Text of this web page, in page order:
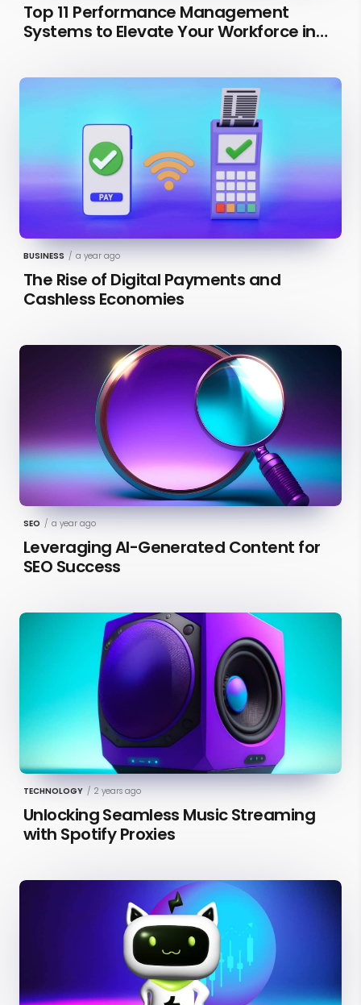
Top 11 Performance Management
Systems to Elevate Your Workforce in
BUSINESS / a year ago
The Rise of Digital Payments and
Cashless Economies
SEO / a year ago
Leveraging AI-Generated Content for
SEO Success
TECHNOLOGY / 2 years ago
Unlocking Seamless Music Streaming
with Spotify Proxies